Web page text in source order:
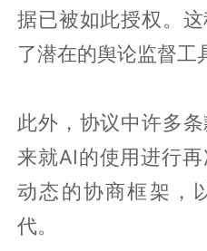
据已被如此授权。
了潜在的舆论监督工
此外，协议中许多
来就AI的使用进行
动态的协商框架，
代。